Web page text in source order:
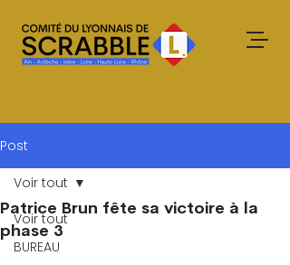
Post
Voir tout
BUREAU
Voir tout
Patrice Brun fête sa victoire à la
phase 3